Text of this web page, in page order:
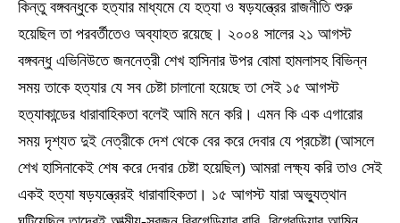
কিন্তু বঙ্গবন্ধুকে হত্যার মাধ্যমে যে হত্যা ও ষড়যন্ত্রের রাজনীতি শুরু
হয়েছিল তা পরবর্তীতেও অব্যাহত রয়েছে। ২০০৪ সালের ২১ আগস্ট
বঙ্গবন্ধু এভিনিউতে জননেত্রী শেখ হাসিনার উপর বোমা হামলাসহ বিভিন্ন
সময় তাকে হত্যার যে সব চেষ্টা চালানো হয়েছে তা সেই ১৫ আগস্ট
হত্যাকান্ডের ধারাবাহিকতা বলেই আমি মনে করি। এমন কি এক এগারোর
সময় দৃশ্যত দুই নেত্রীকে দেশ থেকে বের করে দেবার যে প্রচেষ্টা (আসলে
শেখ হাসিনাকেই শেষ করে দেবার চেষ্টা হয়েছিল) আমরা লক্ষ্য করি তাও সেই
একই হত্যা ষড়যন্ত্রেরই ধারাবাহিকতা। ১৫ আগস্ট যারা অভ্যুত্থান